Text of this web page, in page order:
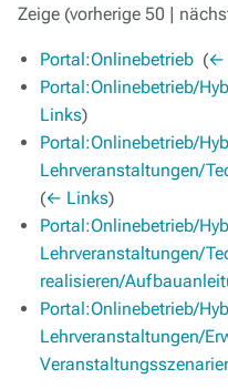
Zeige (vorherige 50 |
Portal:Onlinebetrieb (←
Portal:Onlinebetrieb/
Links)
Portal:Onlinebetrieb/
Lehrveranstaltungen/
(← Links)
Portal:Onlinebetrieb/
Lehrveranstaltungen/
realisieren/
Portal:Onlinebetrieb/
Lehrveranstaltungen/